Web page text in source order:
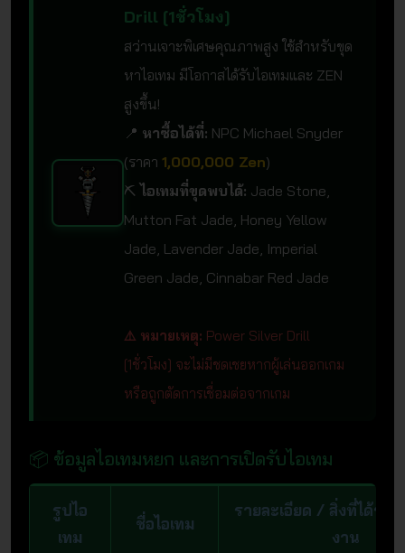
Drill [1ชั่วโมง]
สว่านเจาะพิเศษคุณภาพสูง ใช้สำหรับขุด
หาไอเทม มีโอกาสได้รับไอเทมและ ZEN
สูงขึ้น!
📍 หาซื้อได้ที่: NPC Michael Snyder
(ราคา 1,000,000 Zen)
⛏️ ไอเทมที่ขุดพบได้: Jade Stone,
Mutton Fat Jade, Honey Yellow
Jade, Lavender Jade, Imperial
Green Jade, Cinnabar Red Jade
⚠️ หมายเหตุ: Power Silver Drill
[1ชั่วโมง] จะไม่มีชดเชยหากผู้เล่นออกเกม
หรือถูกตัดการเชื่อมต่อจากเกม
📦 ข้อมูลไอเทมหยก และการเปิดรับไอเทม
รูปไอ
เทม
ชื่อไอเทม
รายละเอียด / สิ่งที่ได้รับเ
งาน